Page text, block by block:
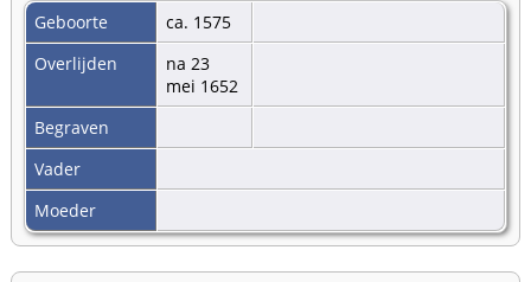
Geboorte
ca. 1575
Overlijden
na 23
mei 1652
Begraven
Vader
Moeder